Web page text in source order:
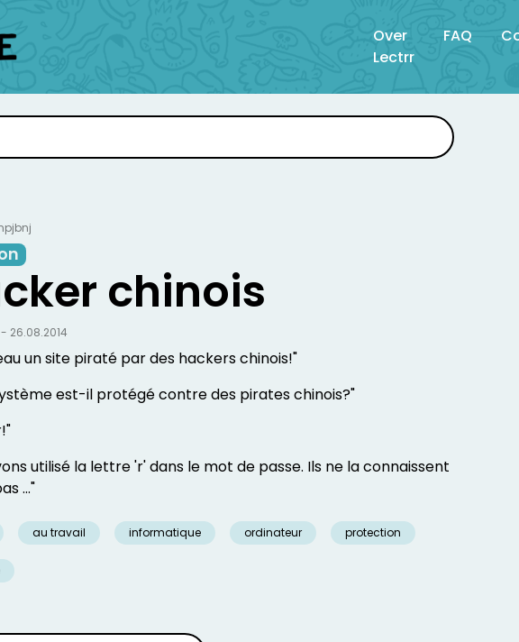
Over
Lectrr
FAQ
chinois
un site piraté par des hackers chinois!"
est-il protégé contre des pirates chinois?"
utilisé la lettre 'r' dans le mot de passe. Ils ne la connaissent
..."
au travail informatique ordinateur protection
26.08.2014